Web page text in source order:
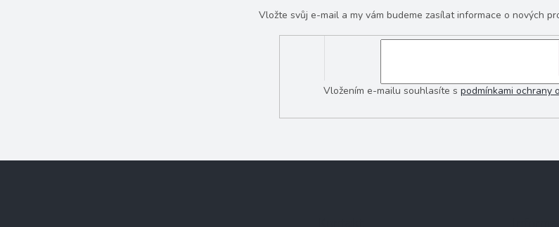
Vložte svůj e-mail a my vám budeme zasílat informace o nových
Vložením e-mailu souhlasíte s podmínkami ochrany